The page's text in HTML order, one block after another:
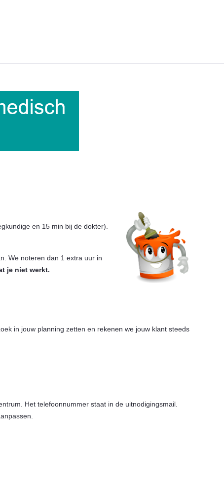
en 15 min bij de dokter).
We noteren dan 1 extra uur in
je niet werkt.
in jouw planning zetten en rekenen we jouw klant steeds
Het telefoonnummer staat in de uitnodigingsmail.